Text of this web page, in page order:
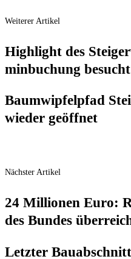
Weiterer Artikel
High­light des
min­bu­chung
Baum­wip­fel­pfad
wie­der geöffnet
Nächster Artikel
24 Mil­lio­nen Euro:
des Bun­des
Letz­ter